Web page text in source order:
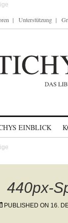
Unterstützung
EINBLICK
440px-
PUBLISHED ON 16.